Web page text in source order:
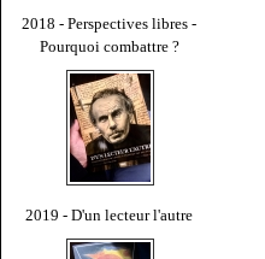
2018 - Perspectives libres -
Pourquoi combattre ?
2019 - D'un lecteur l'autre